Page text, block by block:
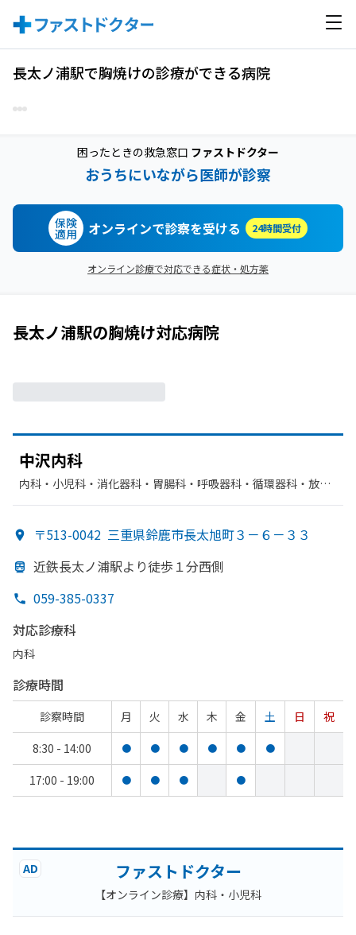
長太ノ浦駅で胸焼けの診療ができる病院
困ったときの救急窓口 ファストドクター
おうちにいながら医師が診察
保険
適用 オンラインで診察を受ける 24時間受付
オンライン診療で対応できる症状・処方薬
長太ノ浦駅の胸焼け対応病院
中沢内科
内科・​小児科・​消化器科・​胃腸科・​呼吸器科・​循環器科・​放射
〒513-0042 三重県鈴鹿市長太旭町３－６－３３
近鉄長太ノ浦駅より徒歩１分西側
059-385-0337
対応診療科
内科
診療時間
診察時間 月 火 水 木 金 土 日
祝
8:30 - 14:00
● ● ● ● ● ●
17:00 - 19:00 ● ● ● ●
AD ファストドクター
【オンライン診療】内科・小児科